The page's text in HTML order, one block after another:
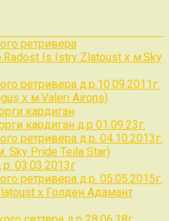
ретривера
Is Istry Zlatoust x м.Sky
ретривера д.р.10.09.2011г.
x м.Valeri Airons)
кардиган
кардиган д.р 01.09.23г.
ретривера д.р. 04.10.2013г.
Sky Pride Teila Star)
03.03.2013г
ретривера д.р. 05.05.2015г.
x Голден Адамант